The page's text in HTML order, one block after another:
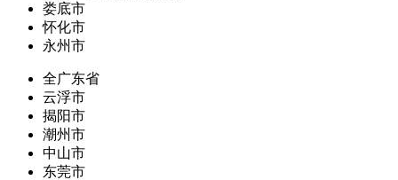
娄底市
怀化市
永州市
全广东省
云浮市
揭阳市
潮州市
中山市
东莞市